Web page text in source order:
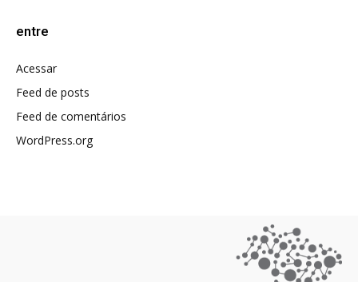
entre
Acessar
Feed de posts
Feed de comentários
WordPress.org